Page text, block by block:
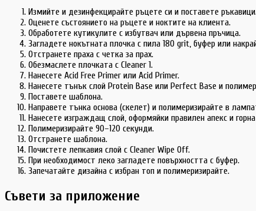
Измийте и дезинфекцирайте ръцете си и поставете
Оценете състоянието на ръцете и ноктите на клиента.
Обработете кутикулите с избутвач или дървена пръчица.
Загладете нокътната плочка с пила 180 grit, буфер или
Отстранете праха с четка за прах.
Обезмаслете плочката с Cleaner 1.
Нанесете Acid Free Primer или Acid Primer.
Нанесете тънък слой Protein Base или Perfect Base и
Поставете шаблона.
Направете тънка основа (скелет) и полимеризирайте в
Нанесете изграждащ слой, оформяйки правилен апекс и
Полимеризирайте 90–120 секунди.
Отстранете шаблона.
Почистете лепкавия слой с Cleaner Wipe Off.
При необходимост леко загладете повърхността с буфер.
Запечатайте дизайна с избран топ и полимеризирайте.
Съвети за приложение